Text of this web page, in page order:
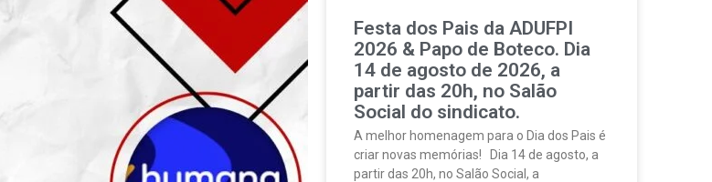
Festa dos Pais da ADUFPI
2026 & Papo de Boteco. Dia
14 de agosto de 2026, a
partir das 20h, no Salão
Social do sindicato.
A melhor homenagem para o Dia dos Pais é
criar novas memórias! Dia 14 de agosto, a
partir das 20h, no Salão Social, a